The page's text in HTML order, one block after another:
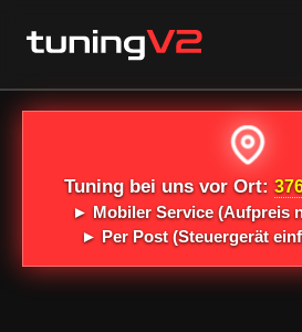
Tuning bei uns vor Ort:
► Mobiler Service(Aufpreis
►Per Post(Steuergerät